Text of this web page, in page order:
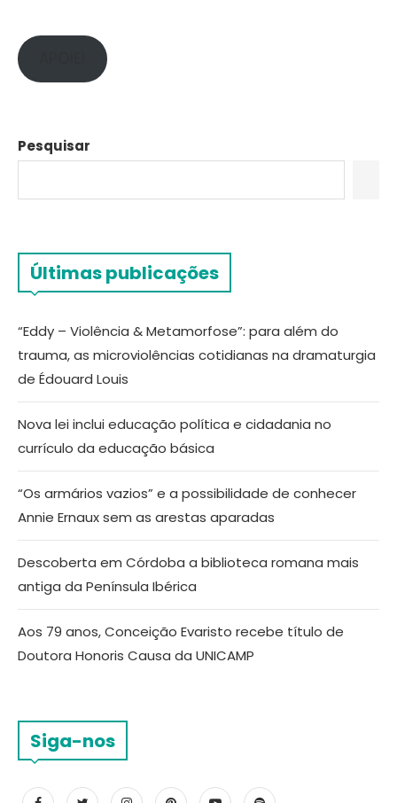
Pesquisar
Últimas publicações
“Eddy – Violência & Metamorfose”: para além do
trauma, as microviolências cotidianas na dramaturgia
de Édouard Louis
Nova lei inclui educação política e cidadania no
currículo da educação básica
“Os armários vazios” e a possibilidade de conhecer
Annie Ernaux sem as arestas aparadas
Descoberta em Córdoba a biblioteca romana mais
antiga da Península Ibérica
Aos 79 anos, Conceição Evaristo recebe título de
Doutora Honoris Causa da UNICAMP
Siga-nos